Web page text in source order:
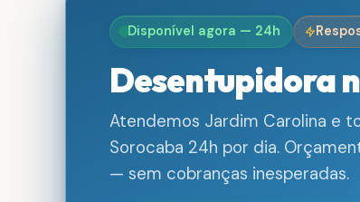
Disponível agora — 24h
Desentupidora
Atendemos Jardim Carolina e
Sorocaba 24h por dia.
— sem cobranças inesperadas.